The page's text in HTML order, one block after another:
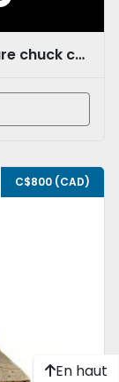
BellatRx SCS - Bouchonneuse secure chuck capper automatique avec bol vibrant
C$800 (CAD)
En haut